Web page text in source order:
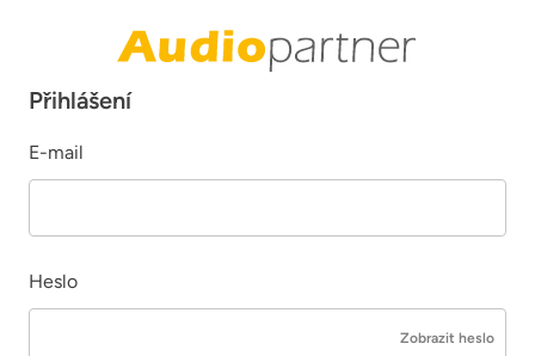
Přihlášení
E-mail
Heslo
Zobrazit heslo